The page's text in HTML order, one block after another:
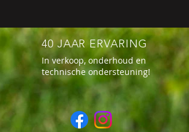
40 JAAR ERVARING
In verkoop, onderhoud en
technische ondersteuning!